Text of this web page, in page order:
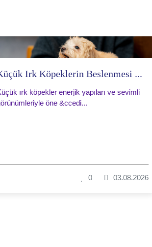
Irk Köpeklerin Beslenmesi ...
ırk köpekler enerjik yapıları ve sevimli
öne &ccedi...
0 03.08.2026